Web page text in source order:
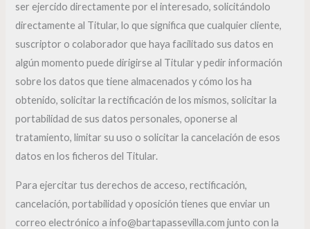
ser ejercido directamente por el interesado, solicitándolo
directamente al Titular, lo que significa que cualquier cliente,
suscriptor o colaborador que haya facilitado sus datos en
algún momento puede dirigirse al Titular y pedir información
sobre los datos que tiene almacenados y cómo los ha
obtenido, solicitar la rectificación de los mismos, solicitar la
portabilidad de sus datos personales, oponerse al
tratamiento, limitar su uso o solicitar la cancelación de esos
datos en los ficheros del Titular.
Para ejercitar tus derechos de acceso, rectificación,
cancelación, portabilidad y oposición tienes que enviar un
correo electrónico a info@bartapassevilla.com junto con la